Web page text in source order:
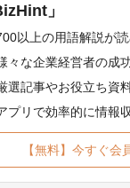
」
以上の用語解説が
々な企業経営者の成
選記事やお役立ち資
プリで効率的に情報
【無料】今すぐ会